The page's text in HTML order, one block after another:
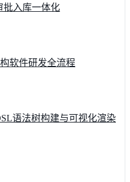
批入库一体化
软件研发全流程
语法树构建与可视化渲染